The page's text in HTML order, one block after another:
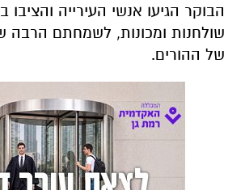
הבוקר הגיעו אנשי העירייה
שולחנות ומכונות, לשמחתם הרבה
של ההורים.